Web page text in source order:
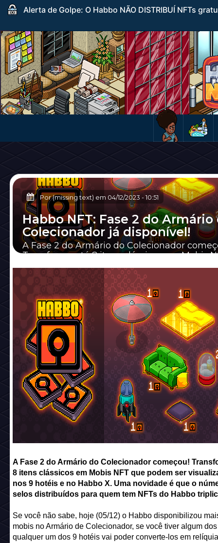
Alerta de Golpe: O Habbo NÃO DISTRIBUÍ NFTs
Por (missing text) em 04/12/2023-10:51
Habbo NFT: Fase 2 do Armário
Colecionador já disponível!
A Fase 2 do Armário do Colecionador
Transforme até 8 itens clássicos em Mobis
A Fase 2 do Armário do Colecionador começou!
8 itens clássicos em Mobis NFT que podem ser
nos 9 hotéis e no Habbo X. Uma novidade é que o
selos distribuídos para quem tem NFTs do Habbo
Se você não sabe, hoje (05/12) o Habbo disponibilizou
mobis no Armário de Colecionador, se você tiver algum
qualquer um dos 9 hotéis vai poder converte-los em